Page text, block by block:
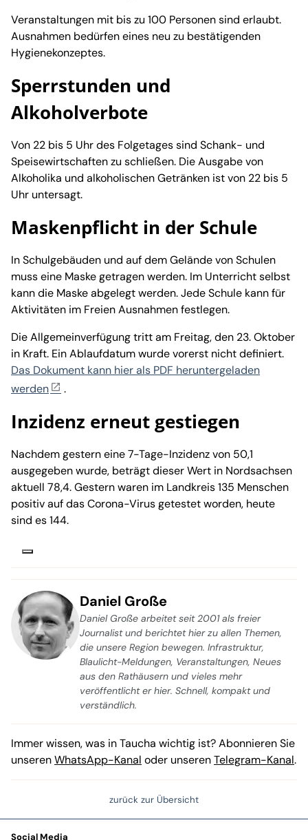
Veranstaltungen mit bis zu 100 Personen sind erlaubt.
Ausnahmen bedürfen eines neu zu bestätigenden
Hygienekonzeptes.
Sperrstunden und
Alkoholverbote
Von 22 bis 5 Uhr des Folgetages sind Schank- und
Speisewirtschaften zu schließen. Die Ausgabe von
Alkoholika und alkoholischen Getränken ist von 22 bis 5
Uhr untersagt.
Maskenpflicht in der Schule
In Schulgebäuden und auf dem Gelände von Schulen
muss eine Maske getragen werden. Im Unterricht selbst
kann die Maske abgelegt werden. Jede Schule kann für
Aktivitäten im Freien Ausnahmen festlegen.
Die Allgemeinverfügung tritt am Freitag, den 23. Oktober
in Kraft. Ein Ablaufdatum wurde vorerst nicht definiert.
Das Dokument kann hier als PDF heruntergeladen
werden
.
Inzidenz erneut gestiegen
Nachdem gestern eine 7-Tage-Inzidenz von 50,1
ausgegeben wurde, beträgt dieser Wert in Nordsachsen
aktuell 78,4. Gestern waren im Landkreis 135 Menschen
positiv auf das Corona-Virus getestet worden, heute
sind es 144.
Daniel Große
Daniel Große arbeitet seit 2001 als freier
Journalist und berichtet hier zu allen Themen,
die unsere Region bewegen. Infrastruktur,
Blaulicht-Meldungen, Veranstaltungen, Neues
aus den Rathäusern und vieles mehr
veröffentlicht er hier. Schnell, kompakt und
verständlich.
Immer wissen, was in Taucha wichtig ist? Abonnieren Sie
unserenWhatsApp-Kanal oder unserenTelegram-Kanal.
zurück zur Übersicht
Social Media